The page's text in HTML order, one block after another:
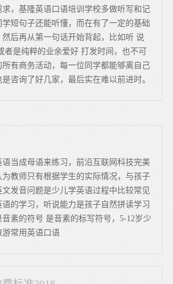
，基隆英语口语培训学校多做听写和记
短句子还能听懂，而在有了一定的基础
后再从第一句话开始背起，比如听 说
者是纯粹的业余爱好 打发时间，也不可
有商务活动，每一位同学都能够离自己
咨询了好几家，最后实在难以前进时。
当成母语来练习，前沿互联网科技完美
教师只有根据学生的实际情况，与孩子
发音问题是少儿学英语过程中比较常见
的学习，听说能力是孩子自然拼读学习
素的符号 是音素的标写符号，5-12岁少
游常用英语口语